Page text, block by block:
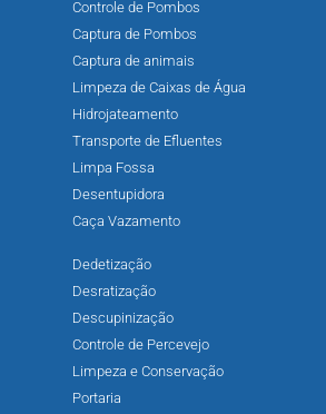
Controle de Pombos
Captura de Pombos
Captura de animais
Limpeza de Caixas de Água
Hidrojateamento
Transporte de Efluentes
Limpa Fossa
Desentupidora
Caça Vazamento
Dedetização
Desratização
Descupinização
Controle de Percevejo
Limpeza e Conservação
Portaria